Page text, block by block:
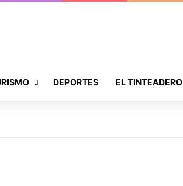
DEPORTES EL TINTEADERO